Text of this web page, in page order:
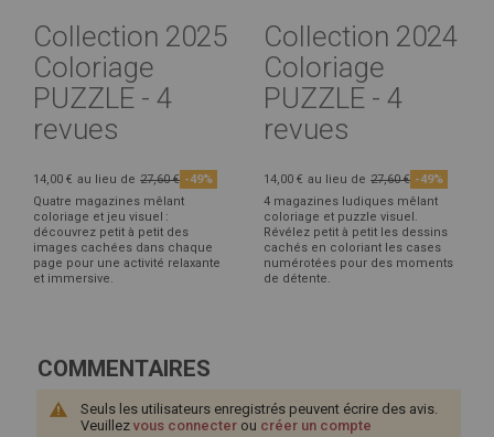
Collection 2025
Coloriage
PUZZLE - 4
revues
14,00 € au lieu de 27,60 € -49%
Quatre magazines mêlant
coloriage et jeu visuel :
découvrez petit à petit des
images cachées dans chaque
page pour une activité relaxante
et immersive.
Collection 2024
Coloriage
PUZZLE - 4
revues
14,00 € au lieu de 27,60 € -49%
4 magazines ludiques mêlant
coloriage et puzzle visuel.
Révélez petit à petit les dessins
cachés en coloriant les cases
numérotées pour des moments
de détente.
COMMENTAIRES
Seuls les utilisateurs enregistrés peuvent écrire des avis.
Veuillez vous connecter ou créer un compte